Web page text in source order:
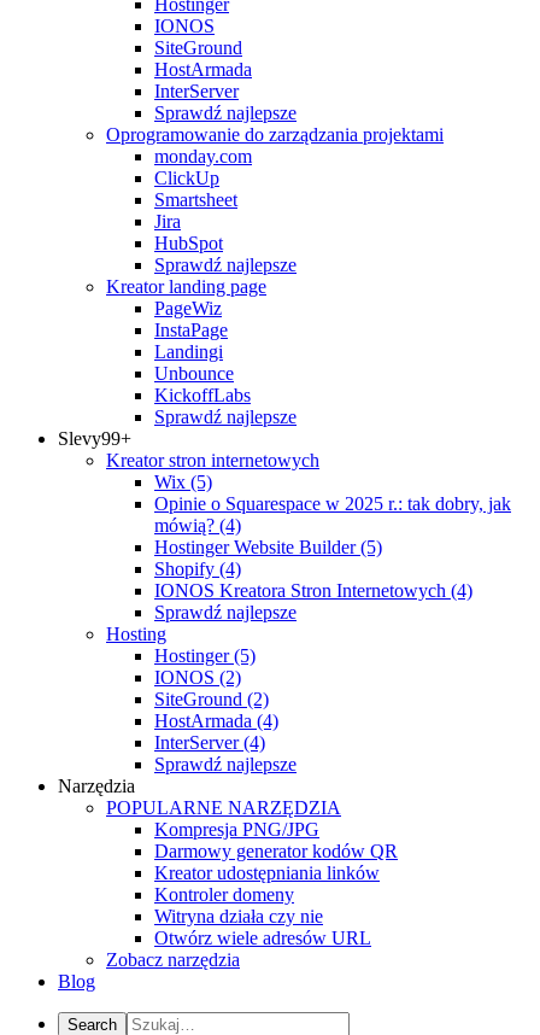
Hostinger
IONOS
SiteGround
HostArmada
InterServer
Sprawdź najlepsze
Oprogramowanie do zarządzania projektami
monday.com
ClickUp
Smartsheet
Jira
HubSpot
Sprawdź najlepsze
Kreator landing page
PageWiz
InstaPage
Landingi
Unbounce
KickoffLabs
Sprawdź najlepsze
Slevy99+
Kreator stron internetowych
Wix (5)
Opinie o Squarespace w 2025 r.: tak dobry, jak
mówią? (4)
Hostinger Website Builder(5)
Shopify (4)
IONOS Kreatora Stron Internetowych (4)
Sprawdź najlepsze
Hosting
Hostinger(5)
IONOS (2)
SiteGround (2)
HostArmada (4)
InterServer(4)
Sprawdź najlepsze
Narzędzia
POPULARNE NARZĘDZIA
Kompresja PNG/JPG
Darmowy generator kodów QR
Kreator udostępniania linków
Kontroler domeny
Witryna działa czy nie
Otwórz wiele adresów URL
Zobacz narzędzia
Blog